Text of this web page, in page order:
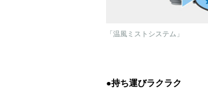
「温風ミストシステム」
●持ち運びラクラク